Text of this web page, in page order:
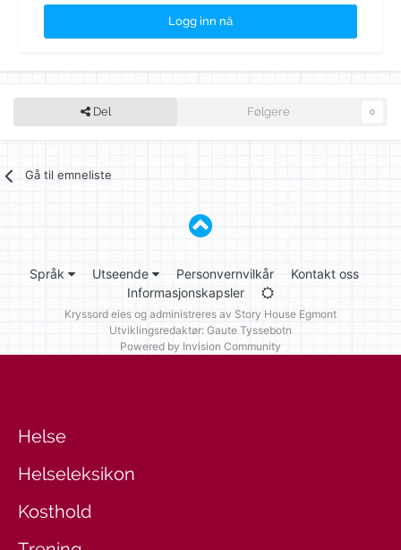
Logg inn nå
Del Følgere 0
Gå til emneliste
Språk Utseende Personvernvilkår
Kontakt oss
Informasjonskapsler
Kryssord eies og administreres av Story House Egmont
Utviklingsredaktør: Gaute Tyssebotn
Powered by Invision Community
Helse
Helseleksikon
Kosthold